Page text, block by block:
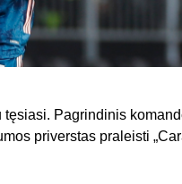
tęsiasi. Pagrindinis
priverstas praleisti „